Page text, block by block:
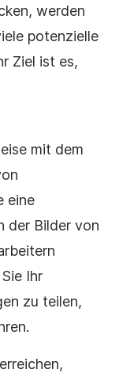
werden
potenzielle
Ziel ist es,
mit dem
eine
der Bilder von
Ihr
zu teilen,